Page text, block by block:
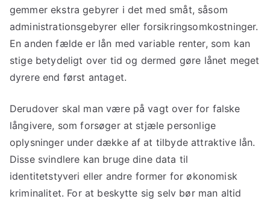
gemmer ekstra gebyrer i det med småt, såsom
administrationsgebyrer eller forsikringsomkostninger.
En anden fælde er lån med variable renter, som kan
stige betydeligt over tid og dermed gøre lånet meget
dyrere end først antaget.
Derudover skal man være på vagt over for falske
långivere, som forsøger at stjæle personlige
oplysninger under dække af at tilbyde attraktive lån.
Disse svindlere kan bruge dine data til
identitetstyveri eller andre former for økonomisk
kriminalitet. For at beskytte sig selv bør man altid